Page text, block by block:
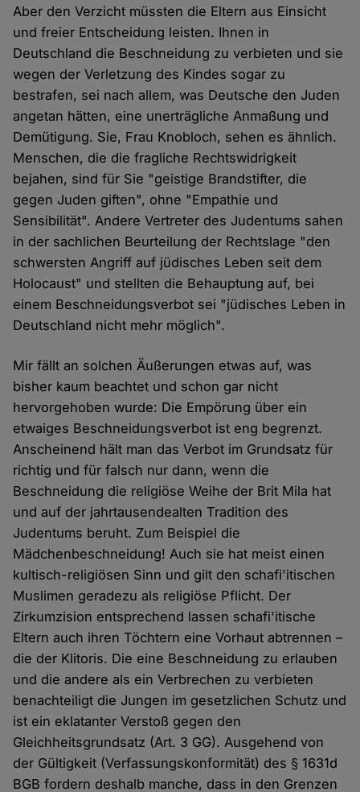
Aber den Verzicht müssten die Eltern aus Einsicht
und freier Entscheidung leisten. Ihnen in
Deutschland die Beschneidung zu verbieten und sie
wegen der Verletzung des Kindes sogar zu
bestrafen, sei nach allem, was Deutsche den Juden
angetan hätten, eine unerträgliche Anmaßung und
Demütigung. Sie, Frau Knobloch, sehen es ähnlich.
Menschen, die die fragliche Rechtswidrigkeit
bejahen, sind für Sie "geistige Brandstifter, die
gegen Juden giften", ohne "Empathie und
Sensibilität". Andere Vertreter des Judentums sahen
in der sachlichen Beurteilung der Rechtslage "den
schwersten Angriff auf jüdisches Leben seit dem
Holocaust" und stellten die Behauptung auf, bei
einem Beschneidungsverbot sei "jüdisches Leben in
Deutschland nicht mehr möglich".
Mir fällt an solchen Äußerungen etwas auf, was
bisher kaum beachtet und schon gar nicht
hervorgehoben wurde: Die Empörung über ein
etwaiges Beschneidungsverbot ist eng begrenzt.
Anscheinend hält man das Verbot im Grundsatz für
richtig und für falsch nur dann, wenn die
Beschneidung die religiöse Weihe der Brit Mila hat
und auf der jahrtausendealten Tradition des
Judentums beruht. Zum Beispiel die
Mädchenbeschneidung! Auch sie hat meist einen
kultisch-religiösen Sinn und gilt den schafi'itischen
Muslimen geradezu als religiöse Pflicht. Der
Zirkumzision entsprechend lassen schafi'itische
Eltern auch ihren Töchtern eine Vorhaut abtrennen –
die der Klitoris. Die eine Beschneidung zu erlauben
und die andere als ein Verbrechen zu verbieten
benachteiligt die Jungen im gesetzlichen Schutz und
ist ein eklatanter Verstoß gegen den
Gleichheitsgrundsatz (Art. 3 GG). Ausgehend von
der Gültigkeit (Verfassungskonformität) des § 1631d
BGB fordern deshalb manche, dass in den Grenzen